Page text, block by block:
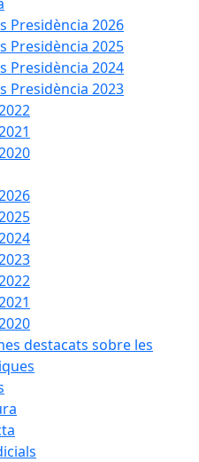
Presidència 2026
Presidència 2025
Presidència 2024
Presidència 2023
destacats sobre les